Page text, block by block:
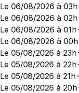
Le 06/08/2026 à 03h
Le 06/08/2026 à 02h
Le 06/08/2026 à 01h
Le 06/08/2026 à 00h
Le 05/08/2026 à 23h
Le 05/08/2026 à 22h
Le 05/08/2026 à 21h
Le 05/08/2026 à 20h